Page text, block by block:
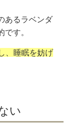
あるラベンダ
す。
、睡眠を妨げ
い